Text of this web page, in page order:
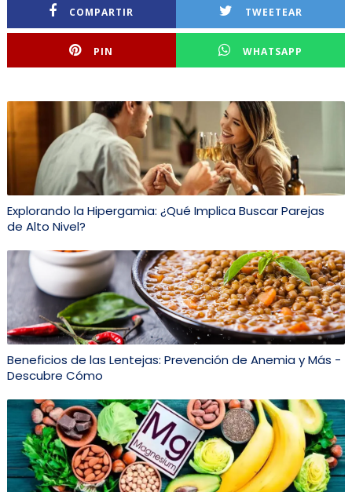
COMPARTIR TWEETEAR
PIN WHATSAPP
Explorando la Hipergamia: ¿Qué Implica Buscar Parejas
de Alto Nivel?
Beneficios de las Lentejas: Prevención de Anemia y Más -
Descubre Cómo